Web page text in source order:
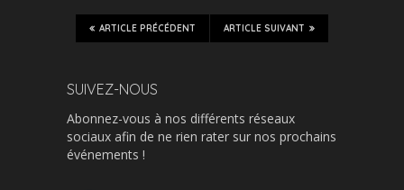
ARTICLE SUIVANT
ARTICLE PRÉCÉDENT
SUIVEZ-NOUS
Abonnez-vous à nos différents réseaux
sociaux afin de ne rien rater sur nos prochains
événements !